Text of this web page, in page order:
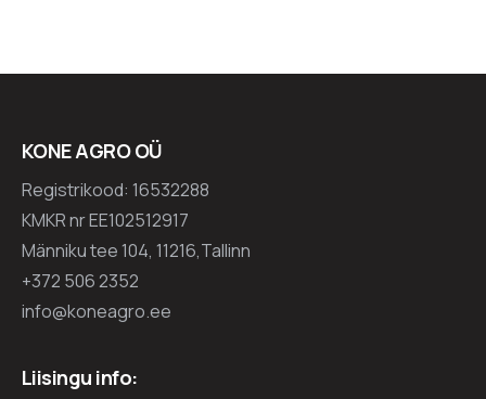
KONE AGRO OÜ
Registrikood: 16532288
KMKR nr EE102512917
Männiku tee 104, 11216,Tallinn
+372 506 2352
info@koneagro.ee
Liisingu info: